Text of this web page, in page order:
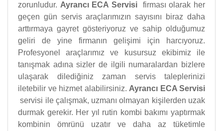
zorunludur. Ayrancı ECA Servisi firması olarak her
geçen gün servis araçlarımızın sayısını biraz daha
arttırmaya gayret gösteriyoruz ve sahip olduğumuz
geliri de yine firmanın gelişimi için harcıyoruz.
Profesyonel araçlarımız ve kusursuz ekibimiz ile
tanışmak adına sizler de ilgili numaralardan bizlere
ulaşarak dilediğiniz zaman servis taleplerinizi
iletebilir ve hizmet alabilirsiniz. Ayrancı ECA Servisi
servisi ile çalışmak, uzmanı olmayan kişilerden uzak
durmak gerekir. Her yıl rutin kombi bakımı yaptırmak
kombinin ömrünü uzatır ve daha az tüketimle